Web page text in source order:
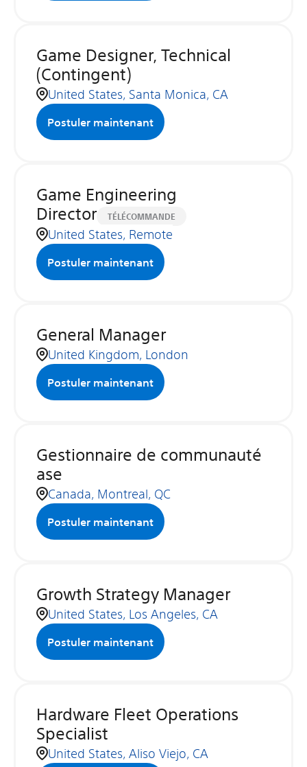
Game Designer, Technical
(Contingent)
United States, Santa Monica, CA
Postuler maintenant
Game Engineering
Director
TÉLÉCOMMANDE
United States, Remote
Postuler maintenant
General Manager
United Kingdom, London
Postuler maintenant
Gestionnaire de communauté
ase
Canada, Montreal, QC
Postuler maintenant
Growth Strategy Manager
United States, Los Angeles, CA
Postuler maintenant
Hardware Fleet Operations
Specialist
United States, Aliso Viejo, CA